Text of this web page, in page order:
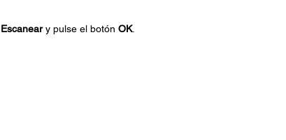
Escaneary pulse el botón OK.